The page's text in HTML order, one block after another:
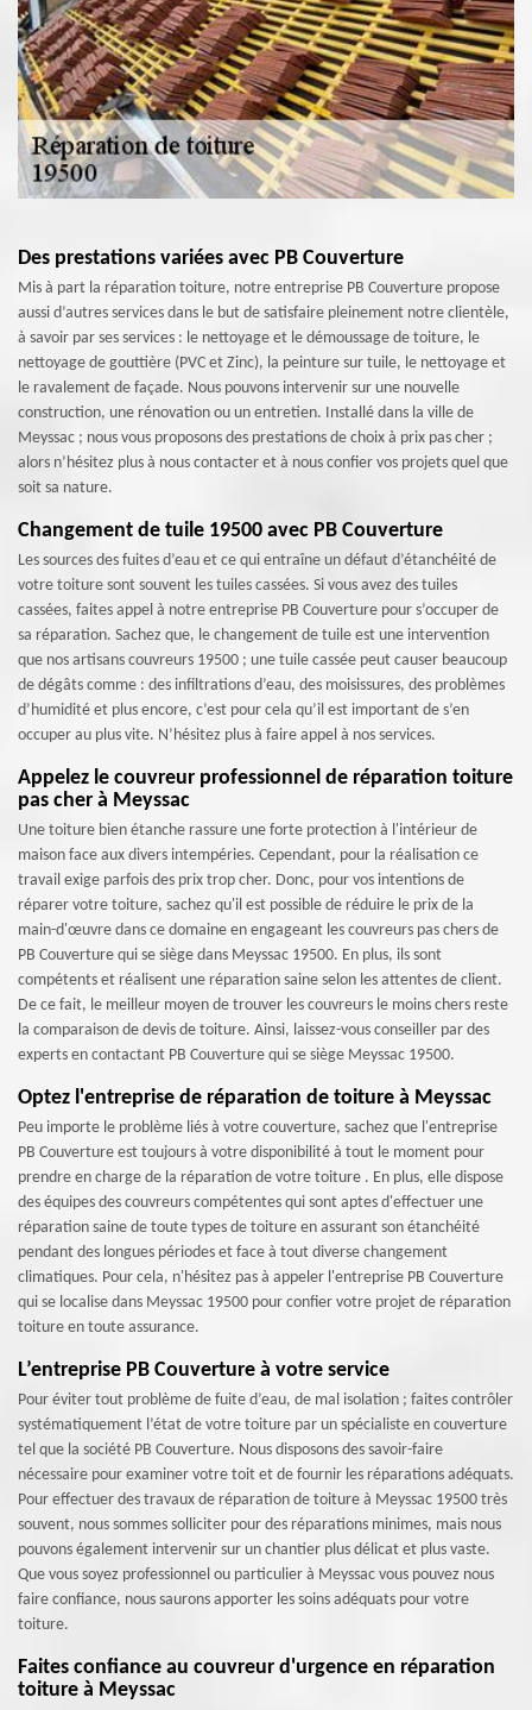
Des prestations variées avec PB Couverture
Mis à part la réparation toiture, notre entreprise PB Couverture propose
aussi d’autres services dans le but de satisfaire pleinement notre clientèle,
à savoir par ses services : le nettoyage et le démoussage de toiture, le
nettoyage de gouttière (PVC et Zinc), la peinture sur tuile, le nettoyage et
le ravalement de façade. Nous pouvons intervenir sur une nouvelle
construction, une rénovation ou un entretien. Installé dans la ville de
Meyssac ; nous vous proposons des prestations de choix à prix pas cher ;
alors n’hésitez plus à nous contacter et à nous confier vos projets quel que
soit sa nature.
Changement de tuile 19500 avec PB Couverture
Les sources des fuites d’eau et ce qui entraîne un défaut d’étanchéité de
votre toiture sont souvent les tuiles cassées. Si vous avez des tuiles
cassées, faites appel à notre entreprise PB Couverture pour s’occuper de
sa réparation. Sachez que, le changement de tuile est une intervention
que nos artisans couvreurs 19500 ; une tuile cassée peut causer beaucoup
de dégâts comme : des infiltrations d’eau, des moisissures, des problèmes
d’humidité et plus encore, c’est pour cela qu’il est important de s’en
occuper au plus vite. N’hésitez plus à faire appel à nos services.
Appelez le couvreur professionnel de réparation toiture
pas cher à Meyssac
Une toiture bien étanche rassure une forte protection à l'intérieur de
maison face aux divers intempéries. Cependant, pour la réalisation ce
travail exige parfois des prix trop cher. Donc, pour vos intentions de
réparer votre toiture, sachez qu'il est possible de réduire le prix de la
main-d'œuvre dans ce domaine en engageant les couvreurs pas chers de
PB Couverture qui se siège dans Meyssac 19500. En plus, ils sont
compétents et réalisent une réparation saine selon les attentes de client.
De ce fait, le meilleur moyen de trouver les couvreurs le moins chers reste
la comparaison de devis de toiture. Ainsi, laissez-vous conseiller par des
experts en contactant PB Couverture qui se siège Meyssac 19500.
Optez l'entreprise de réparation de toiture à Meyssac
Peu importe le problème liés à votre couverture, sachez que l'entreprise
PB Couverture est toujours à votre disponibilité à tout le moment pour
prendre en charge de la réparation de votre toiture . En plus, elle dispose
des équipes des couvreurs compétentes qui sont aptes d'effectuer une
réparation saine de toute types de toiture en assurant son étanchéité
pendant des longues périodes et face à tout diverse changement
climatiques. Pour cela, n'hésitez pas à appeler l'entreprise PB Couverture
qui se localise dans Meyssac 19500 pour confier votre projet de réparation
toiture en toute assurance.
L’entreprise PB Couverture à votre service
Pour éviter tout problème de fuite d’eau, de mal isolation ; faites contrôler
systématiquement l’état de votre toiture par un spécialiste en couverture
tel que la société PB Couverture. Nous disposons des savoir-faire
nécessaire pour examiner votre toit et de fournir les réparations adéquats.
Pour effectuer des travaux de réparation de toiture à Meyssac 19500 très
souvent, nous sommes solliciter pour des réparations minimes, mais nous
pouvons également intervenir sur un chantier plus délicat et plus vaste.
Que vous soyez professionnel ou particulier à Meyssac vous pouvez nous
faire confiance, nous saurons apporter les soins adéquats pour votre
toiture.
Faites confiance au couvreur d'urgence en réparation
toiture à Meyssac